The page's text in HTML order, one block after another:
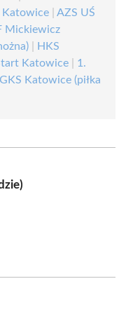
Katowice
AZS UŚ
Mickiewicz
HKS
Katowice
1.
GKS Katowice (piłka